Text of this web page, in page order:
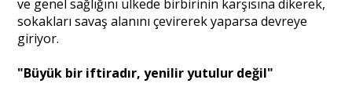
ve genel sağlığını ülkede birbirinin karşısına dikerek,
sokakları savaş alanını çevirerek yaparsa devreye
giriyor.
"Büyük bir iftiradır, yenilir yutulur değil"